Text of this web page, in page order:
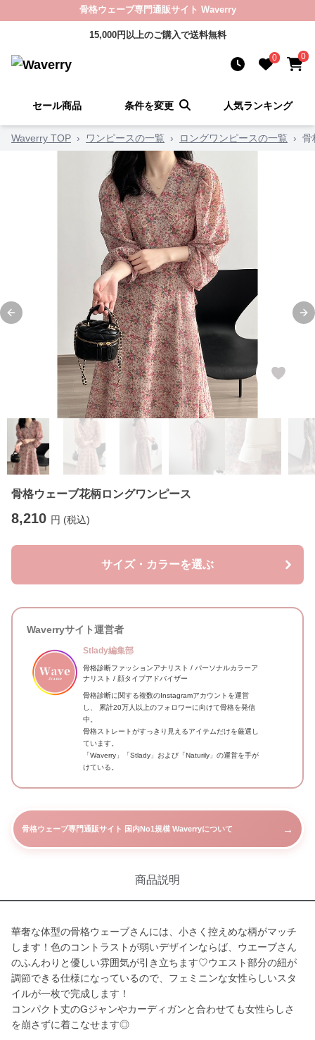
骨格ウェーブ専門通販サイト Waverry
15,000円以上のご購入で送料無料
0 0
セール商品 条件を変更 人気ランキング
Waverry TOP › ワンピースの一覧 › ロングワンピースの一覧 › 骨
Previous slide
骨格ウェーブ花柄ロングワンピース
8,210 円 (税込)
サイズ・カラーを選ぶ
Waverryサイト運営者
Stlady編集部
骨格診断ファッションアナリスト / パーソナルカラーア
ナリスト / 顔タイプアドバイザー
骨格診断に関する複数のInstagramアカウントを運営
し、 累計20万人以上のフォロワーに向けて骨格を発信
中。
骨格ストレートがすっきり見えるアイテムだけを厳選し
ています。
「Waverry」「Stlady」および「Naturily」の運営を手が
けている。
骨格ウェーブ専門通販サイト 国内No1規模 Waverryについて →
商品説明
華奢な体型の骨格ウェーブさんには、小さく控えめな柄がマッチ
します！色のコントラストが弱いデザインならば、ウエーブさん
のふんわりと優しい雰囲気が引き立ちます♡ウエスト部分の紐が
調節できる仕様になっているので、フェミニンな女性らしいスタ
イルが一枚で完成します！
コンパクト丈のGジャンやカーディガンと合わせても女性らしさ
を崩さずに着こなせます◎